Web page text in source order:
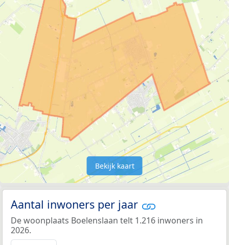
Bekijk kaart
Aantal inwoners per jaar
De woonplaats Boelenslaan telt 1.216 inwoners in
2026.